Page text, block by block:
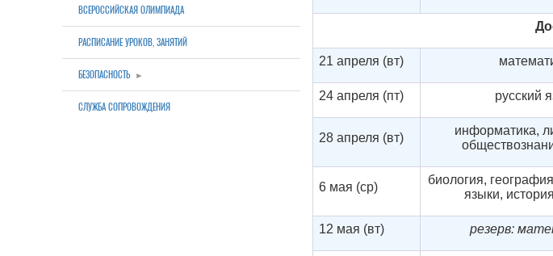
ВСЕРОССИЙСКАЯ ОЛИМПИАДА
РАСПИСАНИЕ УРОКОВ, ЗАНЯТИЙ
БЕЗОПАСНОСТЬ
СЛУЖБА СОПРОВОЖДЕНИЯ
21 апреля (вт)
24 апреля (пт) русский
28 апреля (вт)
информатика,
6 мая (ср)
биология,
языки,
12 мая (вт) резерв: